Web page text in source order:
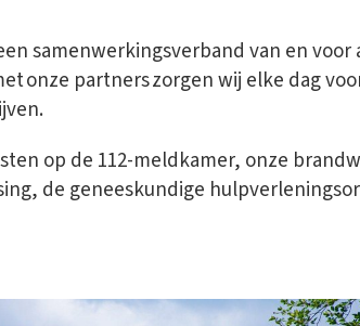
samenwerkingsverband van en
onze partners zorgen wij elke dag
op de 112-meldkamer, onze
de geneeskundige